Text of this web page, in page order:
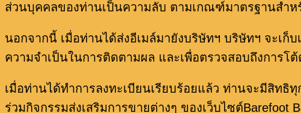
ส่วนบุคคลของท่านเป็นความลับ ตามเกณฑ์มาตรฐานส
นอกจากนี้ เมื่อท่านได้ส่งอีเมล์มายังบริษัทฯ บริษัทฯ จะเก็
ความจำเป็นในการติดตามผล และเพื่อตรวจสอบถึงการโ
เมื่อท่านได้ทำการลงทะเบียนเรียบร้อยแล้ว ท่านจะมีสิทธิ
ร่วมกิจกรรมส่งเสริมการขายต่างๆ ของเว็บไซต์